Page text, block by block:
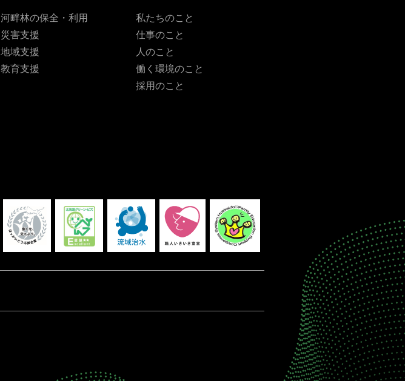
河畔林の保全・利用
災害支援
地域支援
教育支援
私たちのこと
仕事のこと
人のこと
働く環境のこと
採用のこと